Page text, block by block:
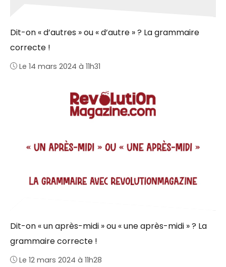
Dit-on « d’autres » ou « d’autre » ? La grammaire
correcte !
Le 14 mars 2024 à 11h31
Dit-on « un après-midi » ou « une après-midi » ? La
grammaire correcte !
Le 12 mars 2024 à 11h28